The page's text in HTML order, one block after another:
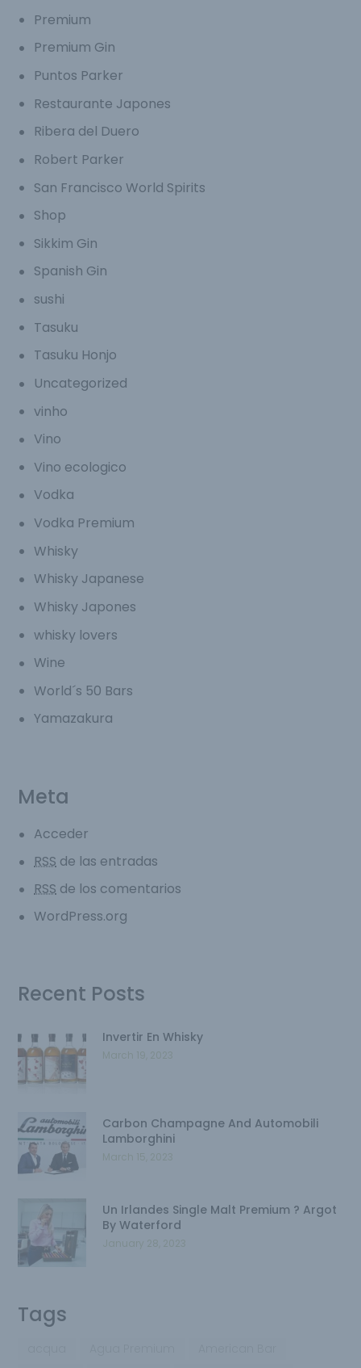
Premium
Premium Gin
Puntos Parker
Restaurante Japones
Ribera del Duero
Robert Parker
San Francisco World Spirits
Shop
Sikkim Gin
Spanish Gin
sushi
Tasuku
Tasuku Honjo
Uncategorized
vinho
Vino
Vino ecologico
Vodka
Vodka Premium
Whisky
Whisky Japanese
Whisky Japones
whisky lovers
Wine
World´s 50 Bars
Yamazakura
Meta
Acceder
RSS de las entradas
RSS de los comentarios
WordPress.org
Recent Posts
Invertir En Whisky
March 19, 2023
Carbon Champagne And Automobili
Lamborghini
March 15, 2023
Un Irlandes Single Malt Premium ? Argot
By Waterford
January 28, 2023
Tags